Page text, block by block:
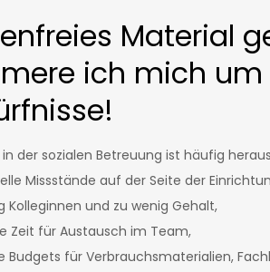
Material
ich mich
in der sozialen Betreuung ist häufig
Missstände auf der Seite der
Kolleginnen und zu wenig Gehalt,
Zeit für Austausch im Team,
Budgets für Verbrauchsmaterialien,